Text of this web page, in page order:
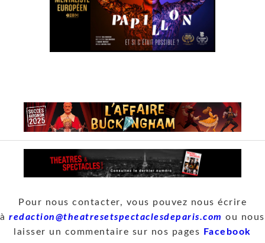
Pour nous contacter, vous pouvez nous écrire
àredaction@theatresetspectaclesdeparis.com ou nous
laisser un commentaire sur nos pages
Facebook